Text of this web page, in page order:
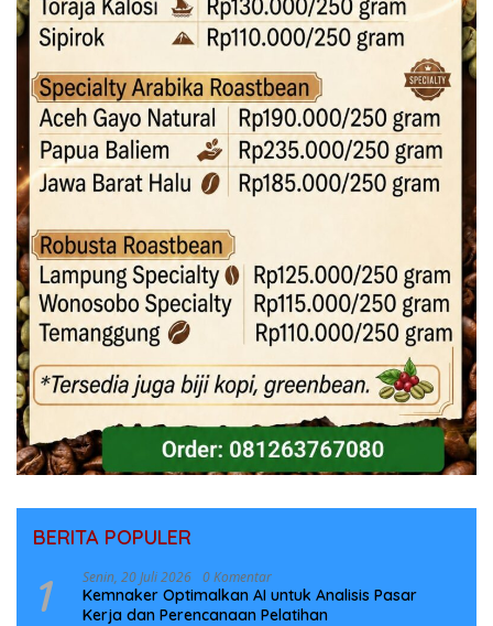
BERITA POPULER
1 Senin, 20 Juli 2026 0 Komentar
Kemnaker Optimalkan AI untuk Analisis Pasar
Kerja dan Perencanaan Pelatihan